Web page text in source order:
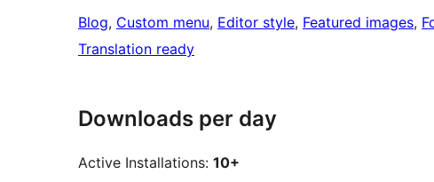
Blog, Custom menu, Editor style, Featured images,
Translation ready
Downloads per day
Active Installations: 10+